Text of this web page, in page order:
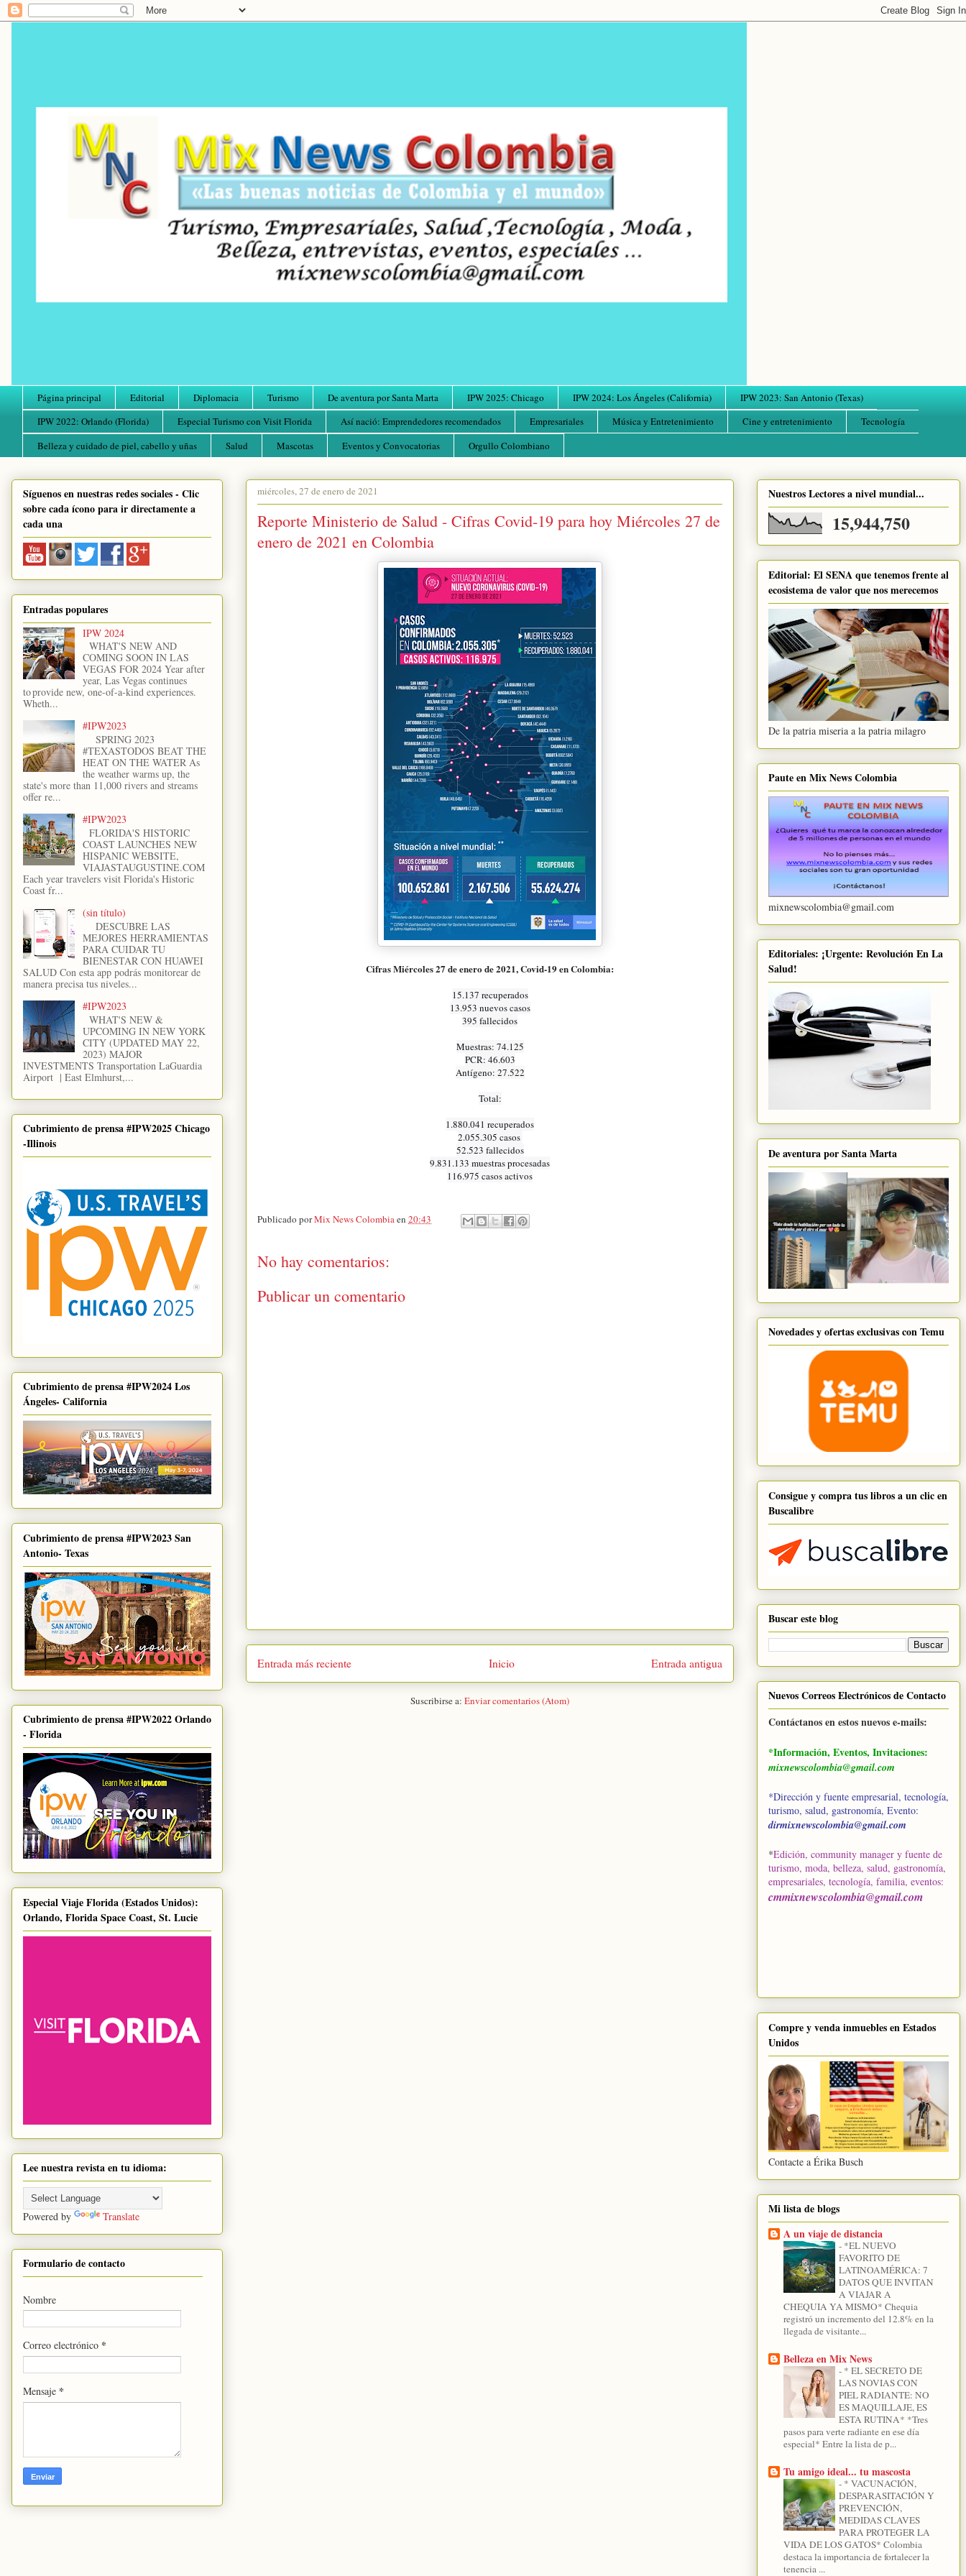
Página principal Editorial Diplomacia Turismo De aventura por Santa Marta IPW 2025: Chicago IPW 2024: Los Ángeles (California)
IPW 2023: San Antonio (Texas)
IPW 2022: Orlando (Florida)
Especial Turismo con Visit Florida Así nació: Emprendedores recomendados Empresariales Música y Entretenimiento Cine y entretenimiento
Tecnología
Belleza y cuidado de piel, cabello y uñas
Salud Mascotas Eventos y Convocatorias Orgullo Colombiano
miércoles, 27 de enero de 2021
Reporte Ministerio de Salud - Cifras Covid-19 para hoy Miércoles 27 de
enero de 2021 en Colombia
Cifras Miércoles 27 de enero de 2021, Covid-19 en Colombia:
15.137 recuperados
13.953 nuevos casos
395 fallecidos
Muestras: 74.125
PCR: 46.603
Antígeno: 27.522
Total:
1.880.041 recuperados
2.055.305 casos
52.523 fallecidos
9.831.133 muestras procesadas
116.975 casos activos
Publicado porMix News Colombiaen 20:43
No hay comentarios:
Publicar un comentario
Entrada más reciente Entrada antigua
Inicio
Suscribirse a: Enviar comentarios (Atom)
Síguenos en nuestras redes sociales - Clic
sobre cada ícono para ir directamente a
cada una
Entradas populares
IPW 2024
WHAT'S NEW AND
COMING SOON IN LAS
VEGAS FOR 2024 Year after
year, Las Vegas continues
to provide new, one-of-a-kind experiences.
Wheth...
#IPW2023
SPRING 2023
#TEXASTODOS BEAT THE
HEAT ON THE WATER As
the weather warms up, the
state's more than 11,000 rivers and streams
offer re...
#IPW2023
FLORIDA'S HISTORIC
COAST LAUNCHES NEW
HISPANIC WEBSITE,
VIAJASTAUGUSTINE.COM
Each year travelers visit Florida's Historic
Coast fr...
(sin título)
DESCUBRE LAS
MEJORES HERRAMIENTAS
PARA CUIDAR TU
BIENESTAR CON HUAWEI
SALUD Con esta app podrás monitorear de
manera precisa tus niveles...
#IPW2023
WHAT'S NEW &
UPCOMING IN NEW YORK
CITY (UPDATED MAY 22,
2023) MAJOR
INVESTMENTS Transportation LaGuardia
Airport | East Elmhurst,...
Cubrimiento de prensa #IPW2025 Chicago
-Illinois
Cubrimiento de prensa #IPW2024 Los
Ángeles- California
Cubrimiento de prensa #IPW2023 San
Antonio- Texas
Cubrimiento de prensa #IPW2022 Orlando
- Florida
Especial Viaje Florida (Estados Unidos):
Orlando, Florida Space Coast, St. Lucie
Lee nuestra revista en tu idioma:
Powered by Translate
Formulario de contacto
Nombre
Correo electrónico *
Mensaje *
Nuestros Lectores a nivel mundial...
15,944,750
Editorial: El SENA que tenemos frente al
ecosistema de valor que nos merecemos
De la patria miseria a la patria milagro
Paute en Mix News Colombia
mixnewscolombia@gmail.com
Editoriales: ¡Urgente: Revolución En La
Salud!
De aventura por Santa Marta
Novedades y ofertas exclusivas con Temu
Consigue y compra tus libros a un clic en
Buscalibre
Buscar este blog
Nuevos Correos Electrónicos de Contacto
Contáctanos en estos nuevos e-mails:
*Información, Eventos, Invitaciones:
mixnewscolombia@gmail.com
*Dirección y fuente empresarial, tecnología,
turismo, salud, gastronomía, Evento:
dirmixnewscolombia@gmail.com
*Edición, community manager y fuente de
turismo, moda, belleza, salud, gastronomía,
empresariales, tecnología, familia, eventos:
cmmixnewscolombia@gmail.com
Compre y venda inmuebles en Estados
Unidos
Contacte a Érika Busch
Mi lista de blogs
A un viaje de distancia
- *EL NUEVO
FAVORITO DE
LATINOAMÉRICA: 7
DATOS QUE INVITAN
A VIAJAR A
CHEQUIA YA MISMO* Chequia
registró un incremento del 12.8% en la
llegada de visitante...
Belleza en Mix News
- * EL SECRETO DE
LAS NOVIAS CON
PIEL RADIANTE: NO
ES MAQUILLAJE, ES
ESTA RUTINA* *Tres
pasos para verte radiante en ese día
especial* Entre la lista de p...
Tu amigo ideal... tu mascosta
- * VACUNACIÓN,
DESPARASITACIÓN Y
PREVENCIÓN,
MEDIDAS CLAVES
PARA PROTEGER LA
VIDA DE LOS GATOS* Colombia
destaca la importancia de fortalecer la
tenencia ...